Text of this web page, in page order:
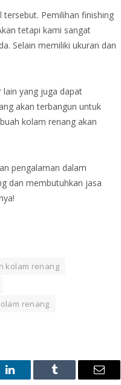
Pemilihan finishing
tetapi kami sangat
Selain memiliki ukuran dan
lain yang juga dapat
akan terbangun untuk
kolam renang akan
pengalaman dalam
dan membutuhkan jasa
kolam renang
renang
LinkedIn Tumblr Email